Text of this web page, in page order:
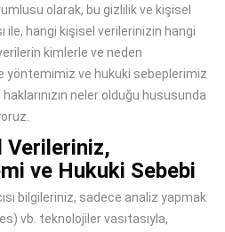
olarak, bu gizlilik ve kişisel
ile, hangi kişisel verilerinizin hangi
kimlerle ve neden
yöntemimiz ve hukuki sebeplerimiz
neler olduğu hususunda
Verileriniz,
ve Hukuki Sebebi
bilgileriniz, sadece analiz yapmak
vb. teknolojiler vasıtasıyla,